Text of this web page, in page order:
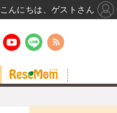
こんにちは、ゲストさん